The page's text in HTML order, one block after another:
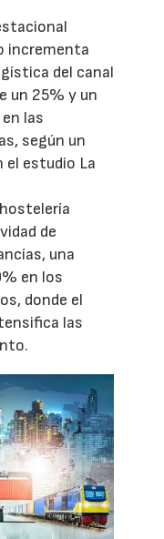
incrementa
del canal
un 25% y un
las
según un
el estudio La
de
una
en los
donde el
las